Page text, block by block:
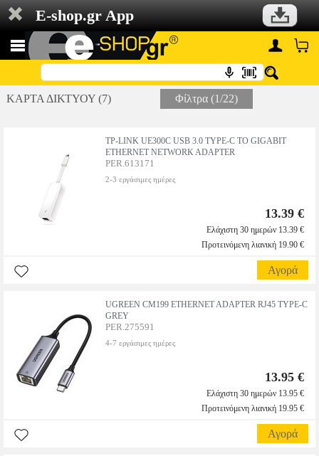
E-shop.gr App
ΚΑΡΤΑ ΔΙΚΤΥΟΥ (7) Φίλτρα (1/22)
TP-LINK UE300C USB 3.0 TYPE-C TO GIGABIT
ETHERNET NETWORK ADAPTER
PER.613171
2-3 εργάσιμες ημέρες
13.39 €
Ελάχιστη 30 ημερών 13.39 €
Προτεινόμενη λιανική 19.90 €
Αγορά
UGREEN CM199 ETHERNET ADAPTER RJ45 TYPE-C
GREY
PER.275591
4-7 εργάσιμες ημέρες
13.95 €
Ελάχιστη 30 ημερών 13.95 €
Προτεινόμενη λιανική 19.95 €
Αγορά